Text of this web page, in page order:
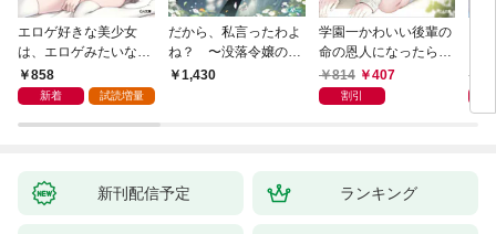
エロゲ好きな美少女
は、エロゲみたいなこ
と全部シてほしい【電
子ＳＳ特典付き】
858
新着 試読増量
だから、私言ったわよ
ね？ 〜没落令嬢の案
外楽しい領地改革〜
1,430
学園一かわいい後輩の
命の恩人になったら、
通い妻になって関係を
迫ってくる。
814 407
割引
新刊配信予定 ランキング